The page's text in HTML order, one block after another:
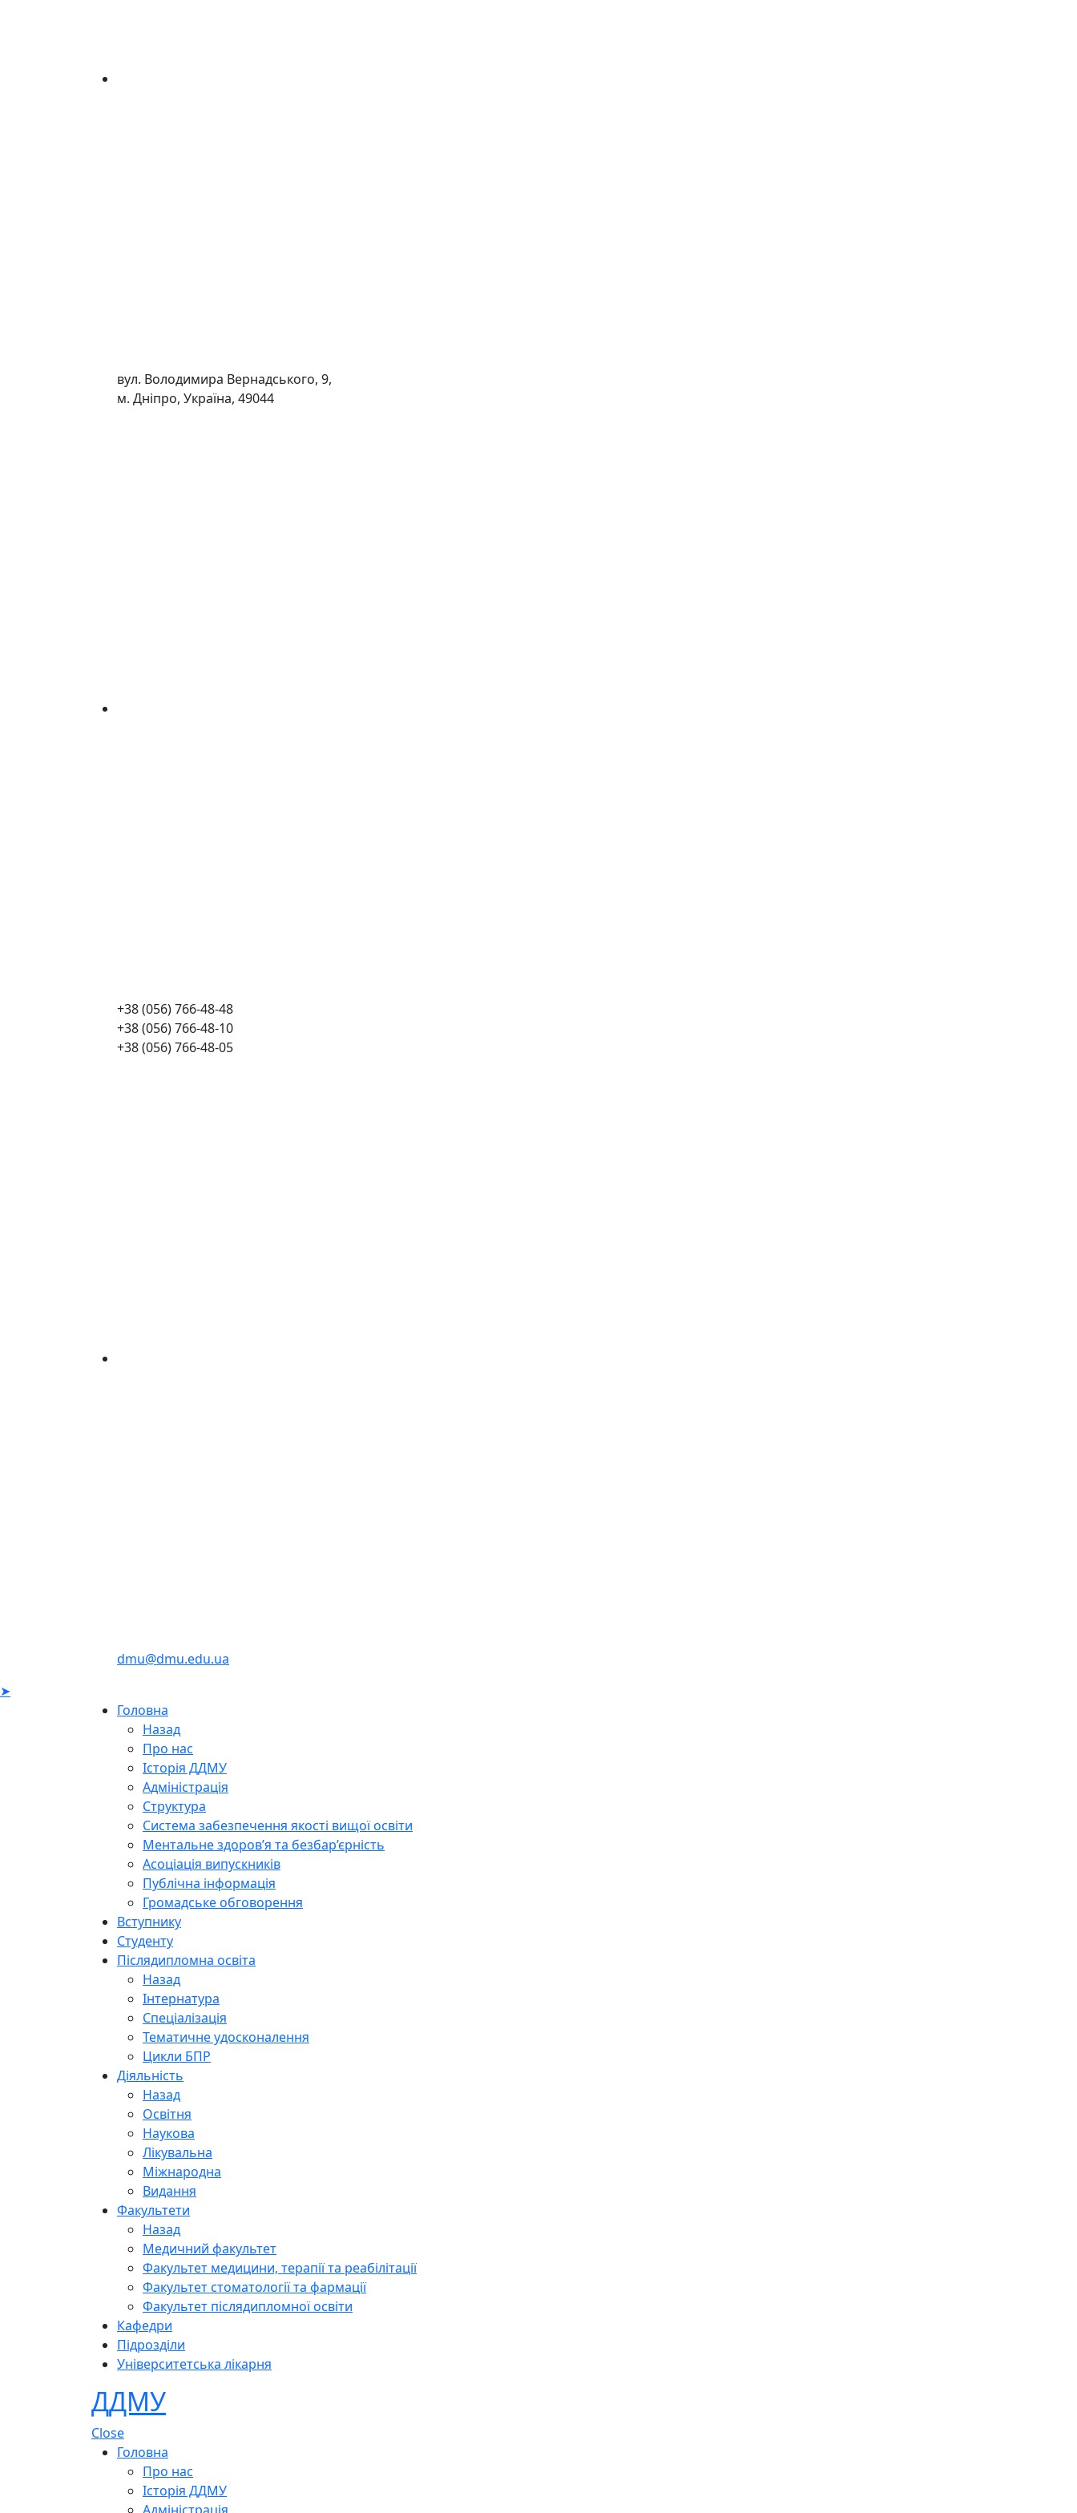
вул. Володимира Вернадського, 9,
м. Дніпро, Україна, 49044
+38 (056) 766-48-48
+38 (056) 766-48-10
+38 (056) 766-48-05
dmu@dmu.edu.ua
➤
Головна
Назад
Про нас
Історія ДДМУ
Адміністрація
Структура
Система забезпечення якості вищої освіти
Ментальне здоров’я та безбар’єрність
Асоціація випускників
Публічна інформація
Громадське обговорення
Вступнику
Студенту
Післядипломна освіта
Назад
Інтернатура
Спеціалізація
Тематичне удосконалення
Цикли БПР
Діяльність
Назад
Освітня
Наукова
Лікувальна
Міжнародна
Видання
Факультети
Назад
Медичний факультет
Факультет медицини, терапії та реабілітації
Факультет стоматології та фармації
Факультет післядипломної освіти
Кафедри
Підрозділи
Університетська лікарня
ДДМУ
Close
Головна
Про нас
Історія ДДМУ